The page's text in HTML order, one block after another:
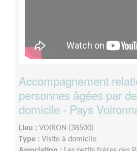
Accompagnement
personnes âgées par
domicile - Pays
Lieu : VOIRON (38500)
Type : Visite à domicile